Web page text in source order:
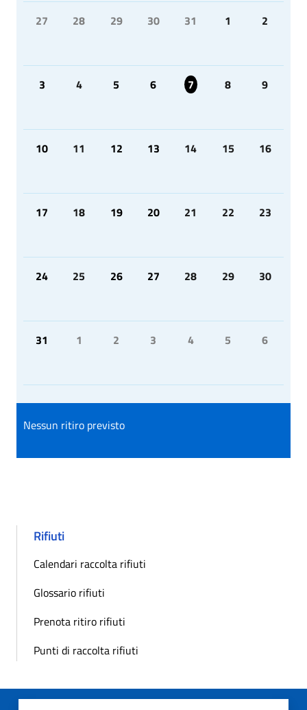
27 28 29 30 31 1 2
3 4 5 6 7 8 9
10 11 12 13 14 15 16
17 18 19 20 21 22 23
24 25 26 27 28 29 30
31 1 2 3 4 5 6
Nessun ritiro previsto
Rifiuti
Calendari raccolta rifiuti
Glossario rifiuti
Prenota ritiro rifiuti
Punti di raccolta rifiuti